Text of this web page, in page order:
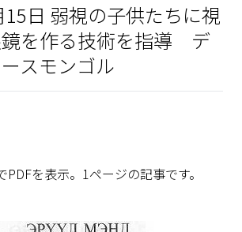
日 弱視の子供たちに視
を作る技術を指導 デ
スモンゴル
を表示。1ページの記事です。